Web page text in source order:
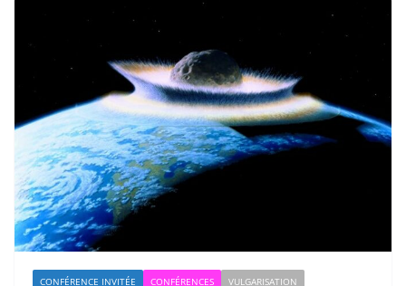
CONFÉRENCE INVITÉE CONFÉRENCES VULGARISATION